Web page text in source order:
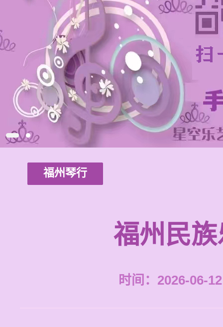
福州琴行
福州民
时间：2026-06-